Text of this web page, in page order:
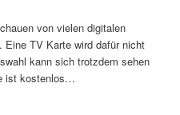
von vielen digitalen
Eine TV Karte wird dafür nicht
kann sich trotzdem sehen
ist kostenlos…